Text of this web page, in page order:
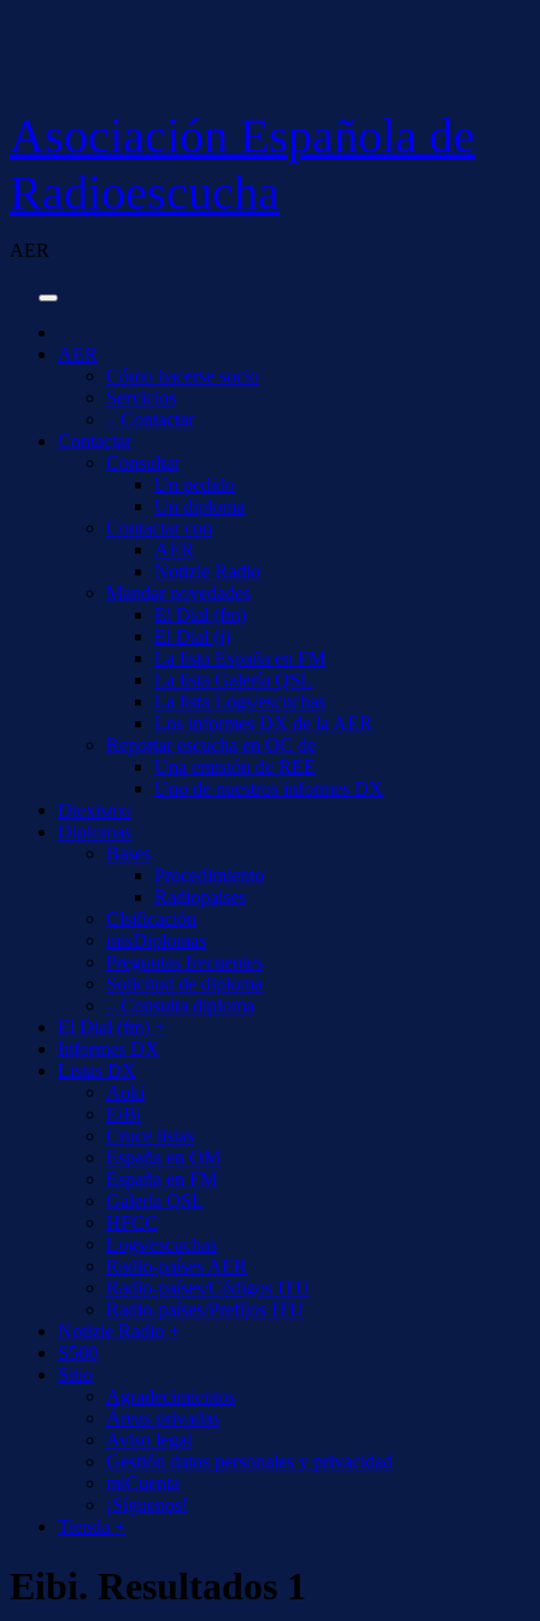
Asociación Española de
Radioescucha
AER
AER
Cómo hacerse socio
Servicios
– Contactar
Contactar
Consultar
Un pedido
Un diploma
Contactar con
AER
Notizie Radio
Mandar novedades
El Dial (fm)
El Dial (i)
La lista España en FM
La lista Galería QSL
La lista Logs/escuchas
Los informes DX de la AER
Reportar escucha en OC de
Una emisión de REE
Uno de nuestros informes DX
Diexismo
Diplomas
Bases
Procedimiento
Radiopaíses
Clsificación
misDiplomas
Preguntas frecuentes
Solicitud de diploma
– Consulta diploma
El Dial (fm) +
Informes DX
Listas DX
Aoki
EiBi
Cruce listas
España en OM
España en FM
Galería QSL
HFCC
Logs/escuchas
Radio-países AER
Radio-países/Códigos ITU
Radio-países/Prefijos ITU
Notizie Radio +
S500
Sitio
Agradecimientos
Áreas privadas
Aviso legal
Gestión datos personales y privacidad
miCuenta
¡Síguenos!
Tienda +
Eibi. Resultados 1